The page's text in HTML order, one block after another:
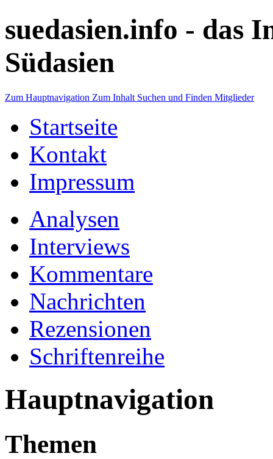
suedasien.info - das
Südasien
Zum Hauptnavigation Zum Inhalt Suchen und Finden Mitglieder
Startseite
Kontakt
Impressum
Analysen
Interviews
Kommentare
Nachrichten
Rezensionen
Schriftenreihe
Hauptnavigation
Themen